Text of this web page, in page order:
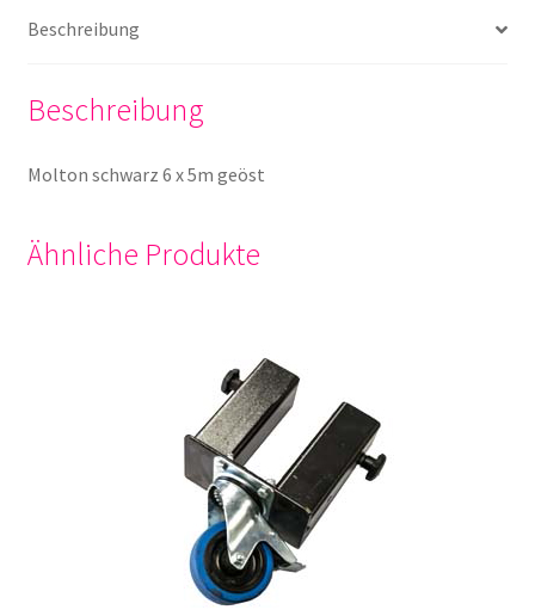
Beschreibung
Beschreibung
Molton schwarz 6 x 5m geöst
Ähnliche Produkte